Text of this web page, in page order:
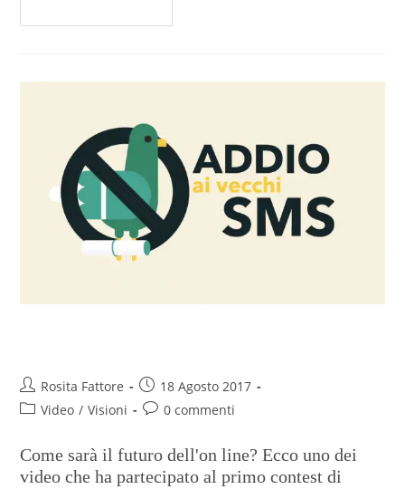
Rosita Fattore
18 Agosto 2017
Video / Visioni 0 commenti
Come sarà il futuro dell'on line? Ecco uno dei
video che ha partecipato al primo contest di